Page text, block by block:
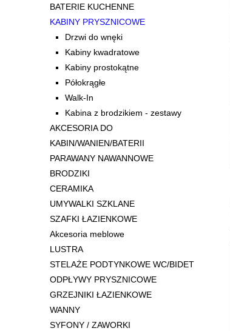
BATERIE KUCHENNE
KABINY PRYSZNICOWE
Drzwi do wnęki
Kabiny kwadratowe
Kabiny prostokątne
Półokrągłe
Walk-In
Kabina z brodzikiem - zestawy
AKCESORIA DO
KABIN/WANIEN/BATERII
PARAWANY NAWANNOWE
BRODZIKI
CERAMIKA
UMYWALKI SZKLANE
SZAFKI ŁAZIENKOWE
Akcesoria meblowe
LUSTRA
STELAŻE PODTYNKOWE WC/BIDET
ODPŁYWY PRYSZNICOWE
GRZEJNIKI ŁAZIENKOWE
WANNY
SYFONY / ZAWORKI